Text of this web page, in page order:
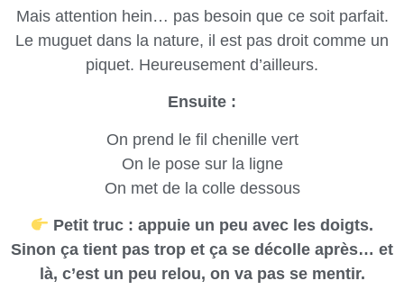
Mais attention hein… pas besoin que ce soit parfait.
Le muguet dans la nature, il est pas droit comme un
piquet. Heureusement d’ailleurs.
Ensuite :
On prend le fil chenille vert
On le pose sur la ligne
On met de la colle dessous
Petit truc : appuie un peu avec les doigts.
Sinon ça tient pas trop et ça se décolle après… et
là, c’est un peu relou, on va pas se mentir.